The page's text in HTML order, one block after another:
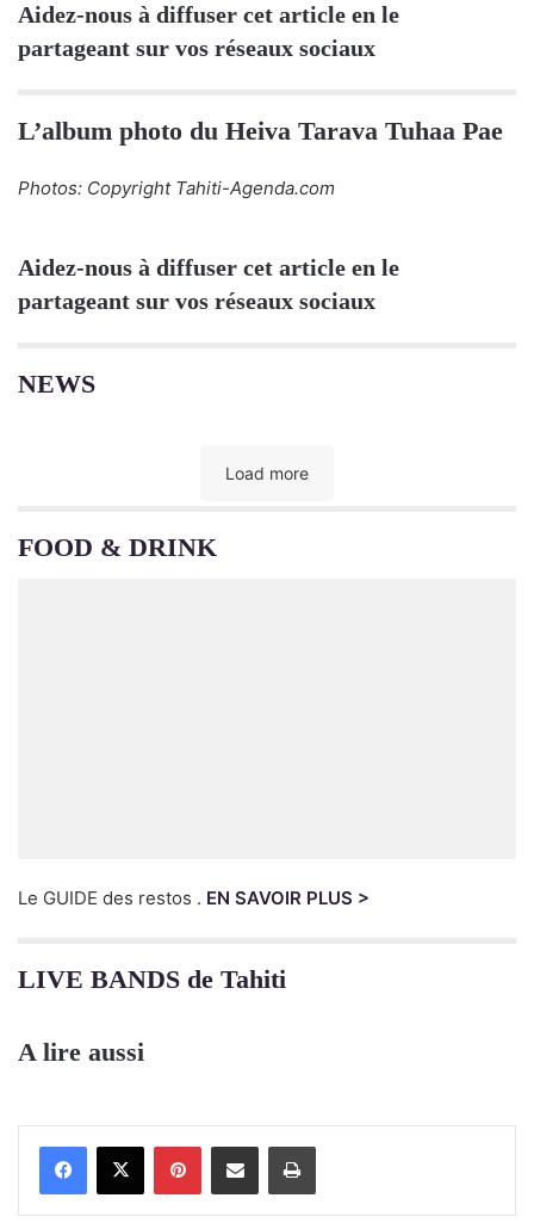
Aidez-nous à diffuser cet article en le
partageant sur vos réseaux sociaux
L’album photo du Heiva Tarava Tuhaa Pae
Photos: Copyright Tahiti-Agenda.com
Aidez-nous à diffuser cet article en le
partageant sur vos réseaux sociaux
NEWS
Load more
FOOD & DRINK
Le GUIDE des restos . EN SAVOIR PLUS >
LIVE BANDS de Tahiti
A lire aussi